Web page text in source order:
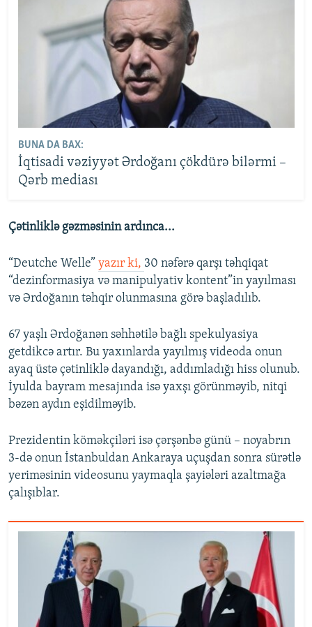
BUNA DA BAX:
İqtisadi vəziyyət Ərdoğanı çökdürə bilərmi –
Qərb mediası
Çətinliklə gəzməsinin ardınca...
“Deutche Welle” yazır ki, 30 nəfərə qarşı təhqiqat
“dezinformasiya və manipulyativ kontent”in yayılması
və Ərdoğanın təhqir olunmasına görə başladılıb.
67 yaşlı Ərdoğanən səhhətilə bağlı spekulyasiya
getdikcə artır. Bu yaxınlarda yayılmış videoda onun
ayaq üstə çətinliklə dayandığı, addımladığı hiss olunub.
İyulda bayram mesajında isə yaxşı görünməyib, nitqi
bəzən aydın eşidilməyib.
Prezidentin köməkçiləri isə çərşənbə günü – noyabrın
3-də onun İstanbuldan Ankaraya uçuşdan sonra sürətlə
yeriməsinin videosunu yaymaqla şayiələri azaltmağa
çalışıblar.